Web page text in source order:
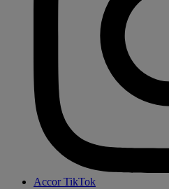
Accor TikTok